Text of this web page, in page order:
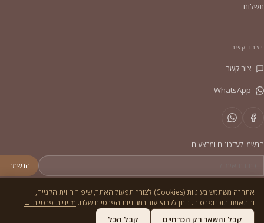
תשלום
יצרו קשר
צור קשר
הרשמו לעדכונים ומבצעים
הרשמה
אתר זה משתמש בעוגיות (Cookies) לצורך תפעול האתר, שיפור חווית הקנייה,
והתאמת תוכן ופרסום. ניתן לקרוא עוד במדיניות הפרטיות שלנו. מדיניות פרטיות ←
קבל והשאר רק הכרחיים קבל הכל